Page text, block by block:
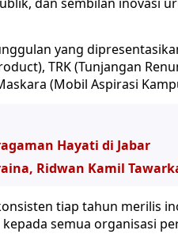
yang
TRK (Tunjangan
(Mobil Aspirasi
Hayati di Jabar
Ridwan Kamil
tiap tahun merilis
semua organisasi